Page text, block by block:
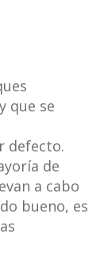
que se
defecto.
de
a cabo
bueno, es